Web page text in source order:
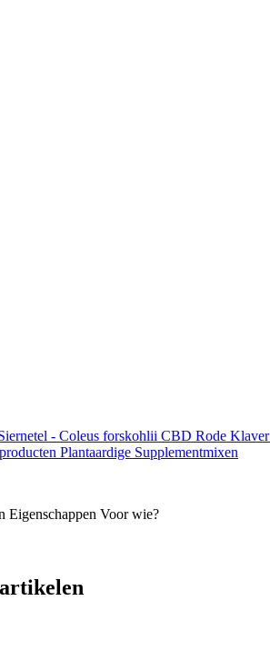
- Coleus forskohlii CBD Rode Klaver
Plantaardige Supplementmixen
Eigenschappen Voor wie?